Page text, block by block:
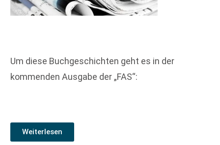
Um diese Buchgeschichten geht es in der
kommenden Ausgabe der „FAS“:
Weiterlesen